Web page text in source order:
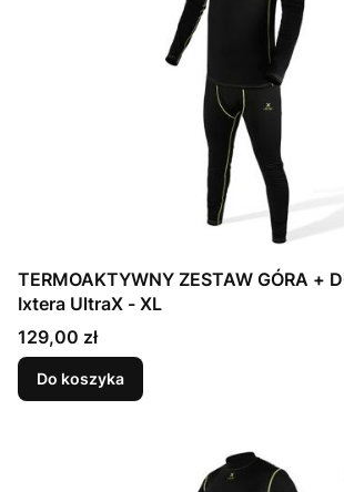
TERMOAKTYWNY ZESTAW GÓRA +
Ixtera UltraX - XL
Cena
129,00 zł
Do koszyka